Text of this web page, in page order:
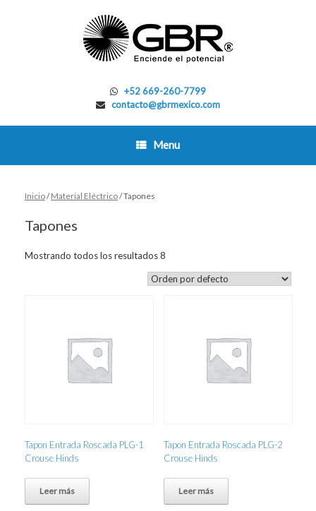
+52 669-260-7799
contacto@gbrmexico.com
Menu
Inicio/Material Eléctrico/ Tapones
Tapones
Mostrando todos los resultados 8
Tapon Entrada Roscada PLG-1
Crouse Hinds
Leer más
Tapon Entrada Roscada PLG-2
Crouse Hinds
Leer más